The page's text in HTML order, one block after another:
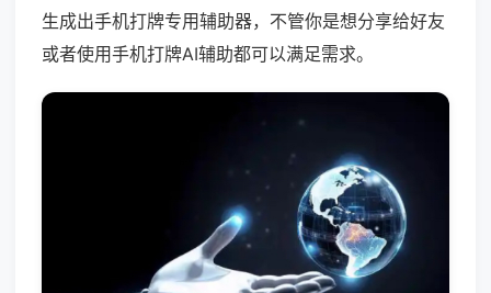
生成出手机打牌专用辅助器，不管你是想分享给好友
或者使用手机打牌AI辅助都可以满足需求。